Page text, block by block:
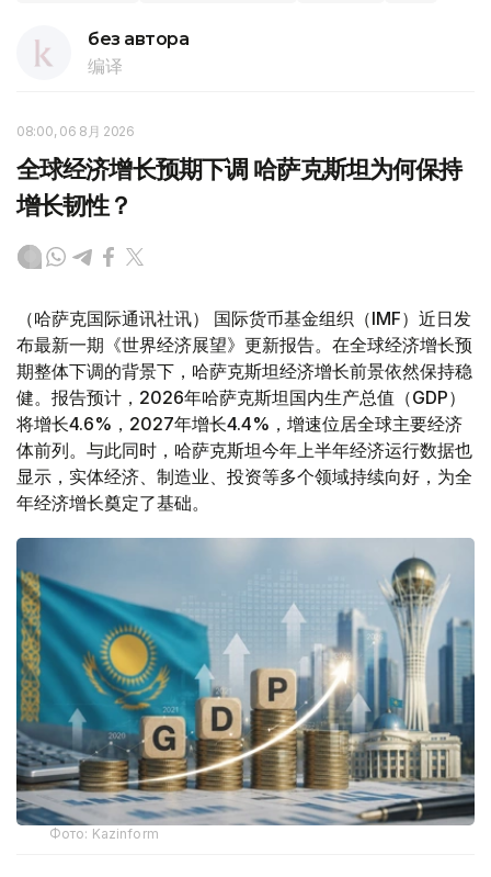
без автора
编译
08:00, 06 8月 2026
全球经济增长预期下调 哈萨克斯坦为何保持
增长韧性？
（哈萨克国际通讯社讯） 国际货币基金组织（IMF）近日发
布最新一期《世界经济展望》更新报告。在全球经济增长预
期整体下调的背景下，哈萨克斯坦经济增长前景依然保持稳
健。报告预计，2026年哈萨克斯坦国内生产总值（GDP）
将增长4.6%，2027年增长4.4%，增速位居全球主要经济
体前列。与此同时，哈萨克斯坦今年上半年经济运行数据也
显示，实体经济、制造业、投资等多个领域持续向好，为全
年经济增长奠定了基础。
Фото: Kazinform